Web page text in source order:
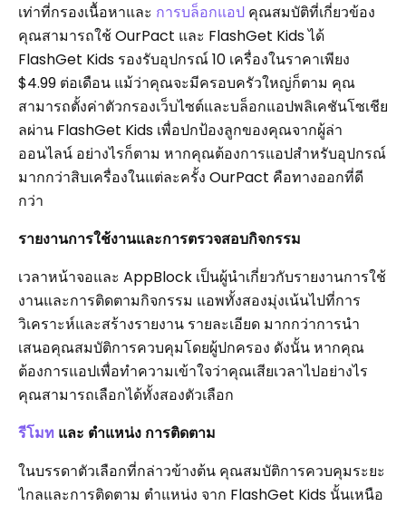
เท่าที่กรองเนื้อหาและ การบล็อกแอป คุณสมบัติที่เกี่ยวข้อง
คุณสามารถใช้ OurPact และ FlashGet Kids ได้
FlashGet Kids รองรับอุปกรณ์ 10 เครื่องในราคาเพียง
$4.99 ต่อเดือน แม้ว่าคุณจะมีครอบครัวใหญ่ก็ตาม คุณ
สามารถตั้งค่าตัวกรองเว็บไซต์และบล็อกแอปพลิเคชันโซเชีย
ลผ่าน FlashGet Kids เพื่อปกป้องลูกของคุณจากผู้ล่า
ออนไลน์ อย่างไรก็ตาม หากคุณต้องการแอปสำหรับอุปกรณ์
มากกว่าสิบเครื่องในแต่ละครั้ง OurPact คือทางออกที่ดี
กว่า
รายงานการใช้งานและการตรวจสอบกิจกรรม
เวลาหน้าจอและ AppBlock เป็นผู้นำเกี่ยวกับรายงานการใช้
งานและการติดตามกิจกรรม แอพทั้งสองมุ่งเน้นไปที่การ
วิเคราะห์และสร้างรายงาน รายละเอียด มากกว่าการนำ
เสนอคุณสมบัติการควบคุมโดยผู้ปกครอง ดังนั้น หากคุณ
ต้องการแอปเพื่อทำความเข้าใจว่าคุณเสียเวลาไปอย่างไร
คุณสามารถเลือกได้ทั้งสองตัวเลือก
รีโมท และ ตำแหน่ง การติดตาม
ในบรรดาตัวเลือกที่กล่าวข้างต้น คุณสมบัติการควบคุมระยะ
ไกลและการติดตาม ตำแหน่ง จาก FlashGet Kids นั้นเหนือ